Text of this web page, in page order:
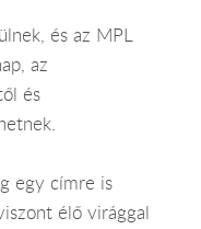
és az MPL
az
és
egy címre is
élő virággal